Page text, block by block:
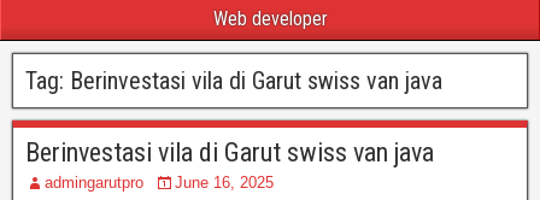
Web developer
Tag: Berinvestasi vila di Garut swiss van java
Berinvestasi vila di Garut swiss van java
admingarutpro
June 16, 2025